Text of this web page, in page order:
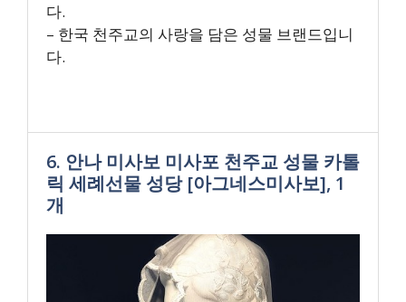
다.
– 한국 천주교의 사랑을 담은 성물 브랜드입니
다.
6. 안나 미사보 미사포 천주교 성물 카톨
릭 세례선물 성당 [아그네스미사보], 1
개